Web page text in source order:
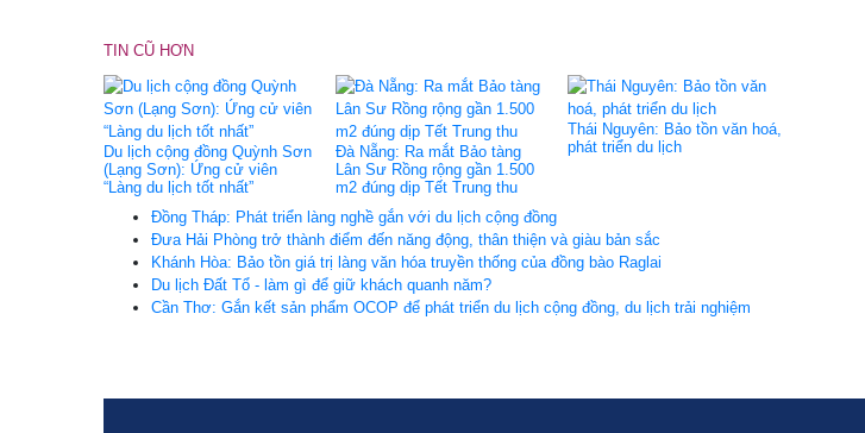
TIN CŨ HƠN
Du lịch cộng đồng Quỳnh Sơn
(Lạng Sơn): Ứng cử viên
“Làng du lịch tốt nhất”
Đà Nẵng: Ra mắt Bảo tàng
Lân Sư Rồng rộng gần 1.500
m2 đúng dịp Tết Trung thu
Thái Nguyên: Bảo tồn văn hoá,
phát triển du lịch
Đồng Tháp: Phát triển làng nghề gắn với du lịch cộng đồng
Đưa Hải Phòng trở thành điểm đến năng động, thân thiện và giàu bản sắc
Khánh Hòa: Bảo tồn giá trị làng văn hóa truyền thống của đồng bào Raglai
Du lịch Đất Tổ - làm gì để giữ khách quanh năm?
Cần Thơ: Gắn kết sản phẩm OCOP để phát triển du lịch cộng đồng, du lịch trải nghiệm